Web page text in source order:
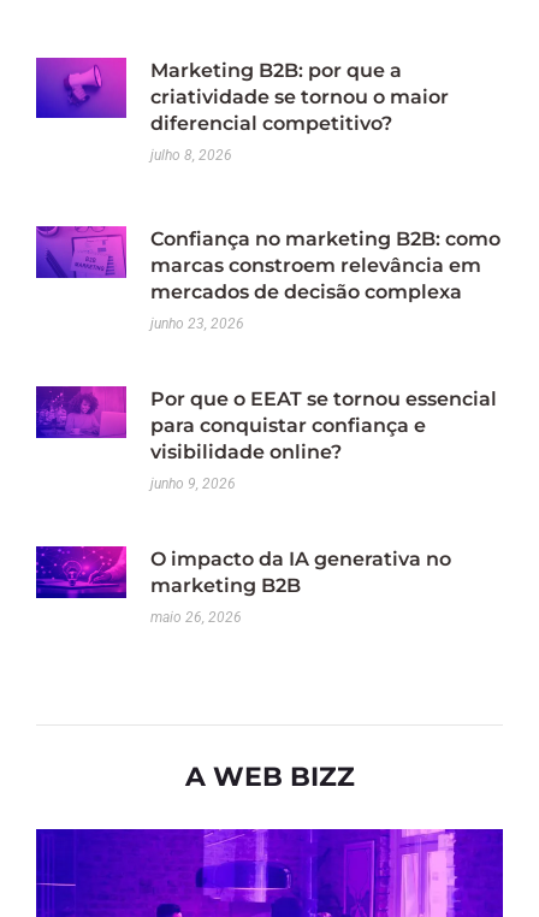
Marketing B2B: por que a
criatividade se tornou o maior
diferencial competitivo?
julho 8, 2026
Confiança no marketing B2B: como
marcas constroem relevância em
mercados de decisão complexa
junho 23, 2026
Por que o EEAT se tornou essencial
para conquistar confiança e
visibilidade online?
junho 9, 2026
O impacto da IA generativa no
marketing B2B
maio 26, 2026
A WEB BIZZ